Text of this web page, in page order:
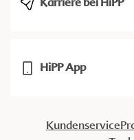
HiPP App
Kundenservice